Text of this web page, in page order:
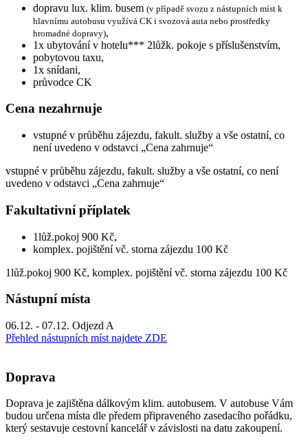
dopravu lux. klim. busem (v případě svozu z nástupních míst k
hlavnímu autobusu využívá CK i svozová auta nebo prostředky
hromadné dopravy),
1x ubytování v hotelu*** 2lůžk. pokoje s příslušenstvím,
pobytovou taxu,
1x snídani,
průvodce CK
Cena nezahrnuje
vstupné v průběhu zájezdu, fakult. služby a vše ostatní, co
není uvedeno v odstavci „Cena zahrnuje“
vstupné v průběhu zájezdu, fakult. služby a vše ostatní, co není
uvedeno v odstavci „Cena zahrnuje“
Fakultativní příplatek
1lůž.pokoj 900 Kč,
komplex. pojištění vč. storna zájezdu 100 Kč
1lůž.pokoj 900 Kč, komplex. pojištění vč. storna zájezdu 100 Kč
Nástupní místa
06.12. - 07.12. Odjezd A
Přehled nástupních míst najdete ZDE
Doprava
Doprava je zajištěna dálkovým klim. autobusem. V autobuse Vám
budou určena místa dle předem připraveného zasedacího pořádku,
který sestavuje cestovní kancelář v závislosti na datu zakoupení.